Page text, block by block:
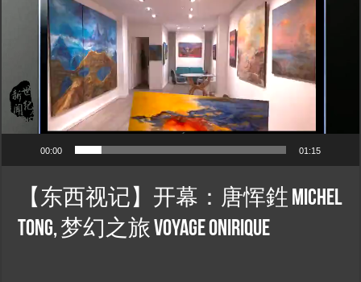
00:00 01:15
【东西视记】开幕：唐恽鉎 Michel
Tong, 梦幻之旅 Voyage onirique